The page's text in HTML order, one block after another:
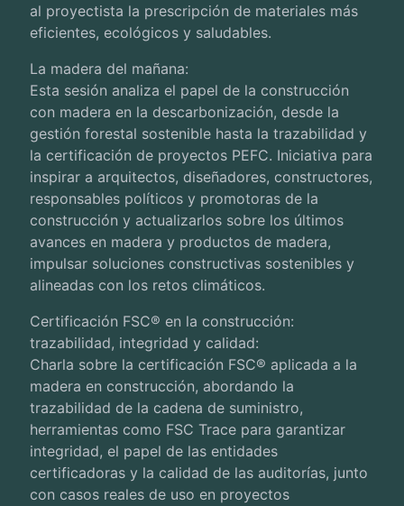
al proyectista la prescripción de materiales más
eficientes, ecológicos y saludables.
La madera del mañana:
Esta sesión analiza el papel de la construcción
con madera en la descarbonización, desde la
gestión forestal sostenible hasta la trazabilidad y
la certificación de proyectos PEFC. Iniciativa para
inspirar a arquitectos, diseñadores, constructores,
responsables políticos y promotoras de la
construcción y actualizarlos sobre los últimos
avances en madera y productos de madera,
impulsar soluciones constructivas sostenibles y
alineadas con los retos climáticos.
Certificación FSC® en la construcción:
trazabilidad, integridad y calidad:
Charla sobre la certificación FSC® aplicada a la
madera en construcción, abordando la
trazabilidad de la cadena de suministro,
herramientas como FSC Trace para garantizar
integridad, el papel de las entidades
certificadoras y la calidad de las auditorías, junto
con casos reales de uso en proyectos